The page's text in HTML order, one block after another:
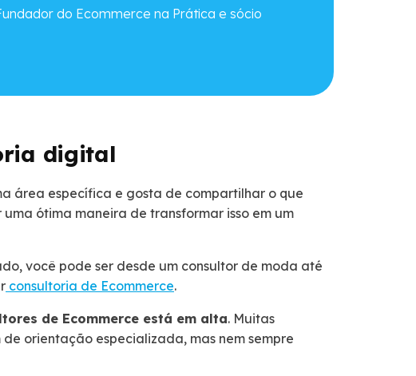
do Ecommerce na Prática e sócio
digital
área específica e gosta de compartilhar o que
ótima maneira de transformar isso em um
você pode ser desde um consultor de moda até
consultoria de Ecommerce.
de Ecommerce está em alta. Muitas
de orientação especializada, mas nem sempre